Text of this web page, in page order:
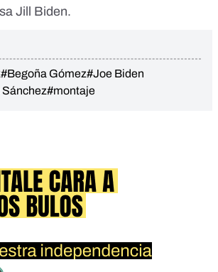
Jill Biden.
#Begoña Gómez#Joe Biden
#montaje